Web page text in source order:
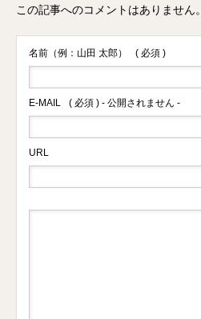
この記事へのコメントはありません。
名前（例：山田 太郎） ( 必須 )
E-MAIL ( 必須 ) - 公開されません -
URL